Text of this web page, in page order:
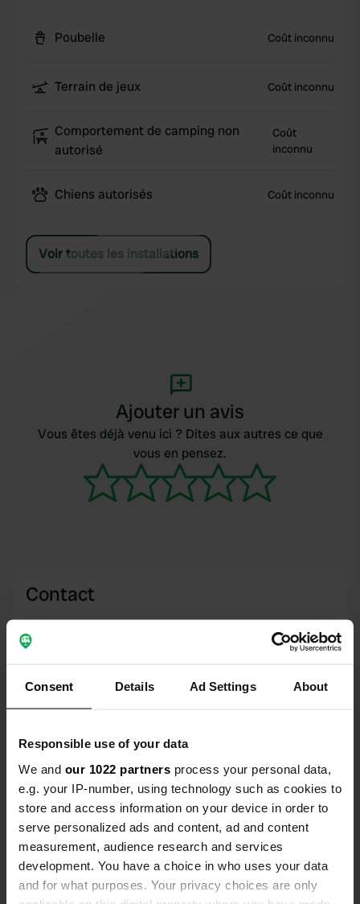
Consent Details Ad Settings About
Responsible use of your data
We and our 1022 partners process your personal data,
e.g. your IP-number, using technology such as cookies to
store and access information on your device in order to
serve personalized ads and content, ad and content
measurement, audience research and services
development. You have a choice in who uses your data
and for what purposes. Your privacy choices are only
Poubelle Coût inconnu
Terrain de jeux Coût inconnu
Comportement de camping non
autorisé
Coût
inconnu
Chiens autorisés Coût inconnu
Voir toutes les installations
Ajouter un avis
Vous êtes déjà venu ici ? Dites aux autres ce que
vous en pensez.
Contact
Coordonnées
Copie
Code du site
161455
Passer àPRO+
pour toutes les coordonnées